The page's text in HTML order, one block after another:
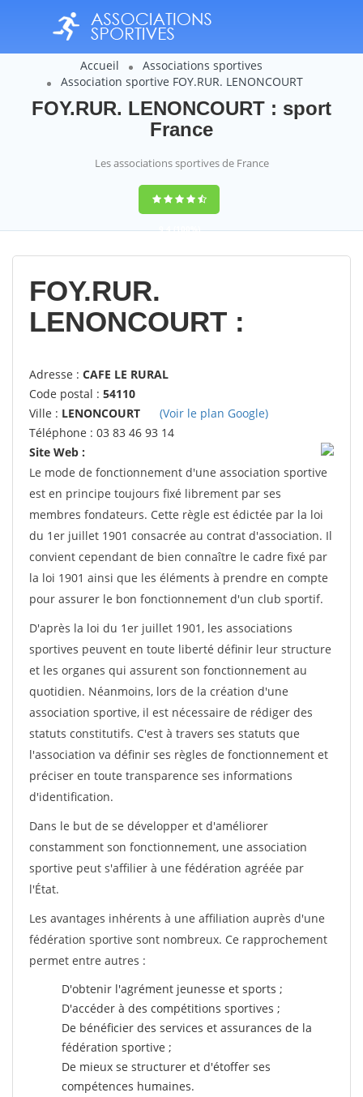
Accueil
Associations sportives
Association sportive FOY.RUR. LENONCOURT
FOY.RUR. LENONCOURT : sport
France
Les associations sportives de France
9,4(100%)
14358votes
FOY.RUR.
LENONCOURT :
Adresse : CAFE LE RURAL
Code postal : 54110
Ville : LENONCOURT
(Voir le plan Google)
Téléphone : 03 83 46 93 14
Site Web :
Le mode de fonctionnement d'une association sportive
est en principe toujours fixé librement par ses
membres fondateurs. Cette règle est édictée par la loi
du 1er juillet 1901 consacrée au contrat d'association. Il
convient cependant de bien connaître le cadre fixé par
la loi 1901 ainsi que les éléments à prendre en compte
pour assurer le bon fonctionnement d'un club sportif.
D'après la loi du 1er juillet 1901, les associations
sportives peuvent en toute liberté définir leur structure
et les organes qui assurent son fonctionnement au
quotidien. Néanmoins, lors de la création d'une
association sportive, il est nécessaire de rédiger des
statuts constitutifs. C'est à travers ses statuts que
l'association va définir ses règles de fonctionnement et
préciser en toute transparence ses informations
d'identification.
Dans le but de se développer et d'améliorer
constamment son fonctionnement, une association
sportive peut s'affilier à une fédération agréée par
l'État.
Les avantages inhérents à une affiliation auprès d'une
fédération sportive sont nombreux. Ce rapprochement
permet entre autres :
D'obtenir l'agrément jeunesse et sports ;
D'accéder à des compétitions sportives ;
De bénéficier des services et assurances de la
fédération sportive ;
De mieux se structurer et d'étoffer ses
compétences humaines.